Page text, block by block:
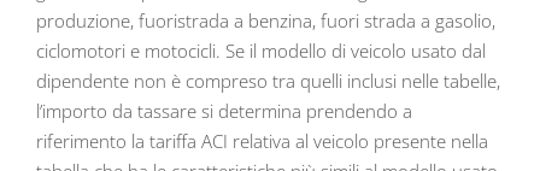
produzione, fuoristrada a benzina, fuori strada a gasolio,
ciclomotori e motocicli. Se il modello di veicolo usato dal
dipendente non è compreso tra quelli inclusi nelle tabelle,
l’importo da tassare si determina prendendo a
riferimento la tariffa ACI relativa al veicolo presente nella